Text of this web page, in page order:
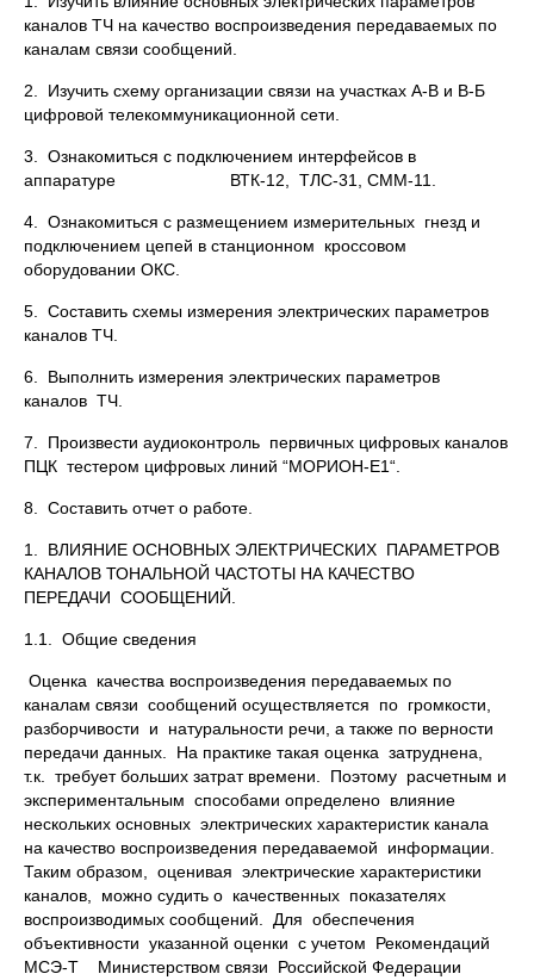
каналов ТЧ на качество воспроизведения передаваемых по
каналам связи сообщений.
2. Изучить схему организации связи на участках А-В и В-Б
цифровой телекоммуникационной сети.
3. Ознакомиться с подключением интерфейсов в
аппаратуре ВТК-12, ТЛС-31, СММ-11.
4. Ознакомиться с размещением измерительных гнезд и
подключением цепей в станционном кроссовом
оборудовании ОКС.
5. Составить схемы измерения электрических параметров
каналов ТЧ.
6. Выполнить измерения электрических параметров
каналов ТЧ.
7. Произвести аудиоконтроль первичных цифровых каналов
ПЦК тестером цифровых линий “МОРИОН-Е1“.
8. Составить отчет о работе.
1. ВЛИЯНИЕ ОСНОВНЫХ ЭЛЕКТРИЧЕСКИХ ПАРАМЕТРОВ
КАНАЛОВ ТОНАЛЬНОЙ ЧАСТОТЫ НА КАЧЕСТВО
ПЕРЕДАЧИ СООБЩЕНИЙ.
1.1. Общие сведения
Оценка качества воспроизведения передаваемых по
каналам связи сообщений осуществляется по громкости,
разборчивости и натуральности речи, а также по верности
передачи данных. На практике такая оценка затруднена,
т.к. требует больших затрат времени. Поэтому расчетным и
экспериментальным способами определено влияние
нескольких основных электрических характеристик канала
на качество воспроизведения передаваемой информации.
Таким образом, оценивая электрические характеристики
каналов, можно судить о качественных показателях
воспроизводимых сообщений. Для обеспечения
объективности указанной оценки с учетом Рекомендаций
МСЭ-Т Министерством связи Российской Федерации